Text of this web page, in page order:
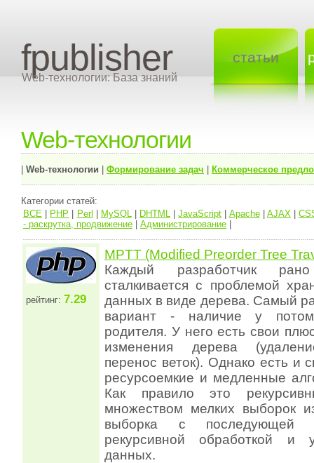
fpublisher
Web-технологии: База знаний
статьи
Web-технологии
Web-технологии Формирование задач Коммерческое
Категории статей:
ВСЕ
PHP Perl MySQL| DHTML |JavaScript Apache| AJAX|
- раскрутка, продвижение
Администрирование
рейтинг: 7.29
MPTT (Modified Preorder Tree
Каждый разработчик
сталкивается с проблемой
данных в виде дерева. Самый
вариант - наличие у
родителя. У него есть свои
изменения дерева
перенос веток). Однако есть и
ресурсоемкие и медленные
Как правило это
множеством мелких выборок
выборка с последующей
рекурсивной обработкой и
данных.